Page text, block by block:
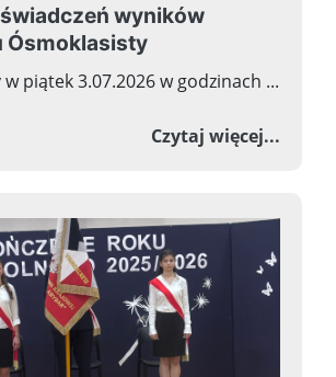
wyników
Ósmoklasisty
piątek 3.07.2026 w godzinach ...
Czytaj więcej...o